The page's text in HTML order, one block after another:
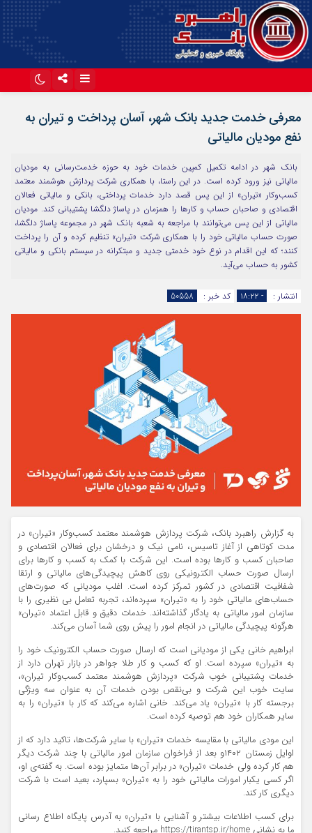
آپارات
معرفی خدمت جدید بانک شهر، آسان پرداخت و تیران به
نفع مودیان مالیاتی
بانک شهر در ادامه تکمیل کمپین خدمات خود به حوزه خدمت‌رسانی به مودیان
مالیاتی نیز ورود کرده است. در این راستا، با همکاری شرکت پردازش هوشمند معتمد
کسب‌وکار «تیران» از این پس قصد دارد خدمات پرداختی، بانکی و مالیاتی فعالان
اقتصادی و صاحبان حساب و کارها را همزمان در پاساژ دلگشا پشتیبانی کند. مودیان
مالیاتی از این پس می‌توانند با مراجعه به شعبه بانک شهر در مجموعه پاساژ دلگشا،
صورت حساب مالیاتی خود را با همکاری شرکت «تیران» تنظیم کرده و آن را پرداخت
کنند؛ که این اقدام در نوع خود خدمتی جدید و مبتکرانه در سیستم بانکی و مالیاتی
کشور به حساب می‌آید.
انتشار : - ۱۸:۲۲ کد خبر : 50558
به گزارش راهبرد بانک، شرکت پردازش هوشمند معتمد کسب‌وکار «تیران» در
مدت کوتاهی از آغاز تاسیس، نامی نیک و درخشان برای فعالان اقتصادی و
صاحبان کسب و کارها بوده است. این شرکت با کمک به کسب و کارها برای
ارسال صورت حساب الکترونیکی روی کاهش پیچیدگی‌های مالیاتی و ارتقا
شفافیت اقتصادی در کشور تمرکز کرده است. اغلب مودیانی که صورت‌های
حساب‌های مالیاتی خود را به «تیران» سپرده‌اند، تجربه تعامل بی نظیری را با
سازمان امور مالیاتی به یادگار گذاشته‌اند. خدمات دقیق و قابل اعتماد «تیران»
هرگونه پیچیدگی مالیاتی در انجام امور را پیش روی شما آسان می‌کند.
ابراهیم خانی یکی از مودیانی است که ارسال صورت حساب الکترونیک خود را
به «تیران» سپرده است. او که کسب و کار طلا جواهر در بازار تهران دارد از
خدمات پشتیبانی خوب شرکت «پردازش هوشمند معتمد کسب‌وکار تیران»،
سایت خوب این شرکت و بی‌نقص بودن خدمات آن به عنوان سه ویژگی
برجسته کار با «تیران» یاد می‌کند. خانی اشاره می‌کند که کار با «تیران» را به
سایر همکاران خود هم توصیه کرده است.
این مودی مالیاتی با مقایسه خدمات «تیران» با سایر شرکت‌ها، تاکید دارد که از
اوایل زمستان ۱۴۰۲و بعد از فراخوان سازمان امور مالیاتی با چند شرکت دیگر
هم کار کرده ولی خدمات «تیران» در برابر آن‌ها متمایز بوده است. به گفته‌ی او،
اگر کسی یکبار امورات مالیاتی خود را به «تیران» بسپارد، بعید است با شرکت
دیگری کار کند.
برای کسب اطلاعات بیشتر و آشنایی با «تیران» به آدرس پایگاه اطلاع رسانی
ما به نشانی https://tirantsp.ir/home مراجعه کنید.